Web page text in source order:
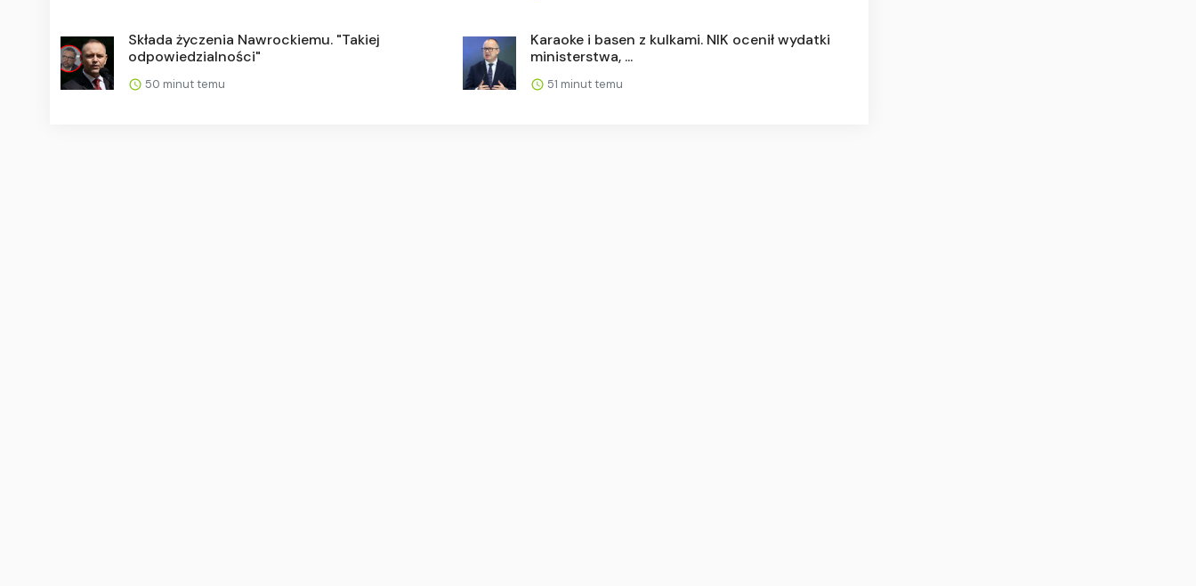
Składa życzenia Nawrockiemu. "Takiej
odpowiedzialności"
50 minut temu
Karaoke i basen z kulkami. NIK ocenił wydatki
ministerstwa, ...
51 minut temu